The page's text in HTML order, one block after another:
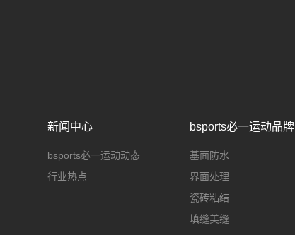
新闻中心
bsports必一运动动态
行业热点
bsports必一运动品牌
基面防水
界面处理
瓷砖粘结
填缝美缝